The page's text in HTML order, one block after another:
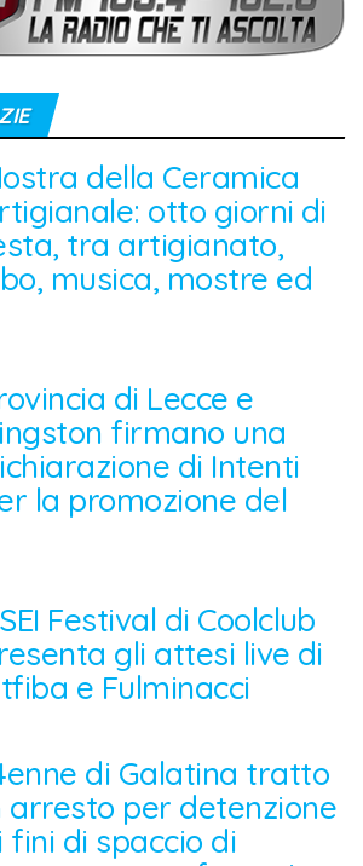
della Ceramica
otto giorni di
tra artigianato,
musica, mostre ed
di Lecce e
firmano una
di Intenti
la promozione del
Festival di Coolclub
gli attesi live di
e Fulminacci
di Galatina tratto
arresto per detenzione
fini di spaccio di